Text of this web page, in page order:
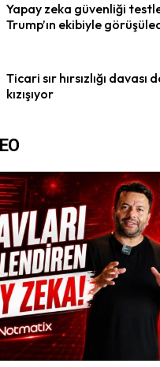
Yapay zeka güvenliği
Trump’ın ekibiyle
Ticari sır hırsızlığı davası
kızışıyor